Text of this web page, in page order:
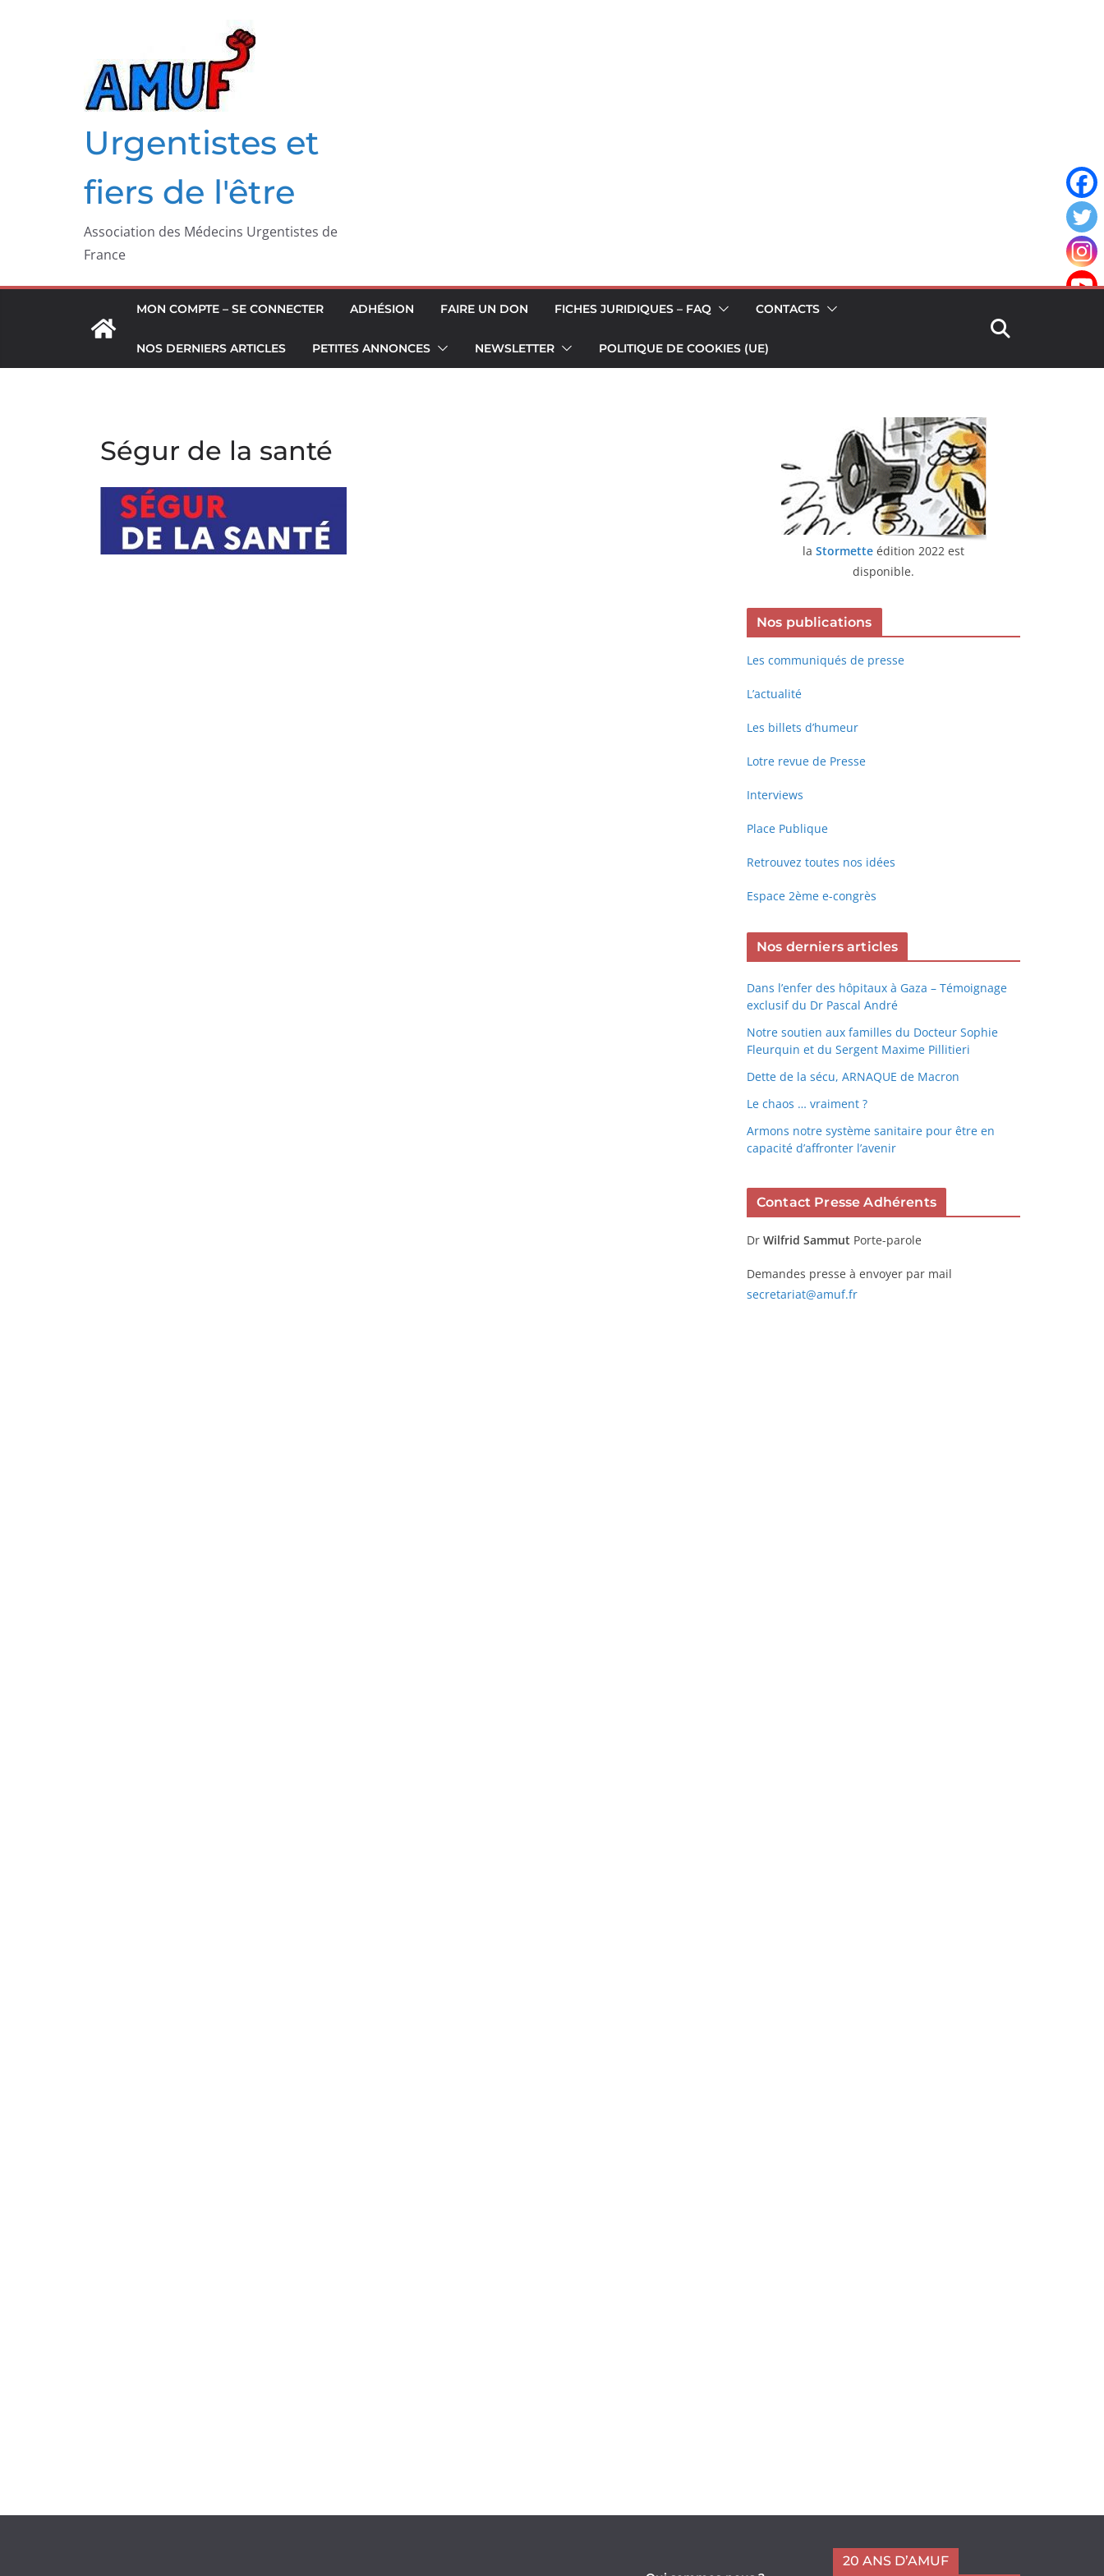
Urgentistes et
fiers de l'être
Association des Médecins Urgentistes de
France
MON COMPTE – SE CONNECTER ADHÉSION FAIRE UN DON FICHES JURIDIQUES – FAQ CONTACTS
NOS DERNIERS ARTICLES PETITES ANNONCES NEWSLETTER POLITIQUE DE COOKIES (UE)
Ségur de la santé
la Stormette édition 2022 est
disponible.
Nos publications
Les communiqués de presse
L’actualité
Les billets d’humeur
Lotre revue de Presse
Interviews
Place Publique
Retrouvez toutes nos idées
Espace 2ème e-congrès
Nos derniers articles
Dans l’enfer des hôpitaux à Gaza – Témoignage
exclusif du Dr Pascal André
Notre soutien aux familles du Docteur Sophie
Fleurquin et du Sergent Maxime Pillitieri
Dette de la sécu, ARNAQUE de Macron
Le chaos … vraiment ?
Armons notre système sanitaire pour être en
capacité d’affronter l’avenir
Contact Presse Adhérents
Dr Wilfrid Sammut Porte-parole
Demandes presse à envoyer par mail
secretariat@amuf.fr
20 ANS D’AMUF